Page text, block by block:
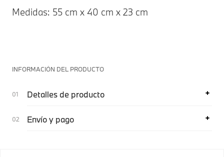
Medidas: 55 cm x 40 cm x 23 cm
INFORMACIÓN DEL PRODUCTO
Detalles de producto
Envío y pago